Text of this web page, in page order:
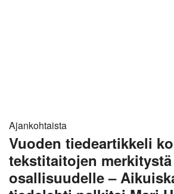
Ajankohtaista
Vuoden tiedeartikkeli
tekstitaitojen merkitystä
osallisuudelle –